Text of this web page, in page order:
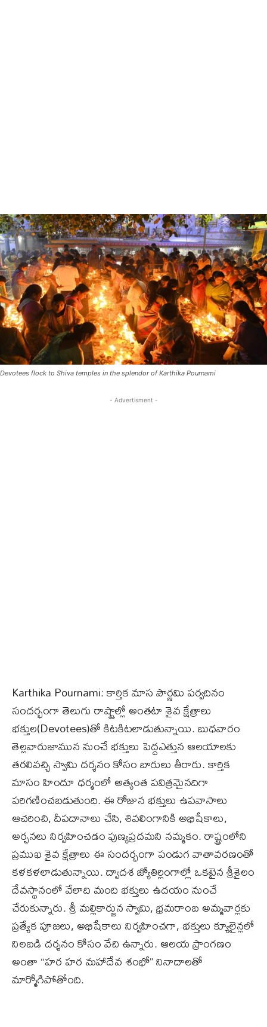
Devotees flock to Shiva temples in the splendor of Karthika Pournami
- Advertisment -
Karthika Pournami: కార్తిక మాస పౌర్ణమి పర్వదినం
సందర్భంగా తెలుగు రాష్ట్రాల్లో అంతటా శైవ క్షేత్రాలు
భక్తుల(Devotees)తో కిటకిటలాడుతున్నాయి. బుధవారం
తెల్లవారుజామున నుంచే భక్తులు పెద్దఎత్తున ఆలయాలకు
తరలివచ్చి స్వామి దర్శనం కోసం బారులు తీరారు. కార్తిక
మాసం హిందూ ధర్మంలో అత్యంత పవిత్రమైనదిగా
పరిగణించబడుతుంది. ఈ రోజున భక్తులు ఉపవాసాలు
ఆచరించి, దీపదానాలు చేసి, శివలింగానికి అభిషేకాలు,
అర్చనలు నిర్వహించడం పుణ్యప్రదమని నమ్మకం. రాష్ట్రంలోని
ప్రముఖ శైవ క్షేత్రాలు ఈ సందర్భంగా పండుగ వాతావరణంతో
కళకళలాడుతున్నాయి. ద్వాదశ జ్యోతిర్లింగాల్లో ఒకటైన శ్రీశైలం
దేవస్థానంలో వేలాది మంది భక్తులు ఉదయం నుంచే
చేరుకున్నారు. శ్రీ మల్లికార్జున స్వామి, భ్రమరాంబ అమ్మవార్లకు
ప్రత్యేక పూజలు, అభిషేకాలు నిర్వహించగా, భక్తులు క్యూలైన్లలో
నిలబడి దర్శనం కోసం వేచి ఉన్నారు. ఆలయ ప్రాంగణం
అంతా “హర హర మహాదేవ శంభో” నినాదాలతో
మార్మోగిపోతోంది.